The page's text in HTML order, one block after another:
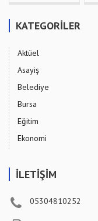
KATEGORİLER
Aktüel
Asayiş
Belediye
Bursa
Eğitim
Ekonomi
İLETİŞİM
05304810252